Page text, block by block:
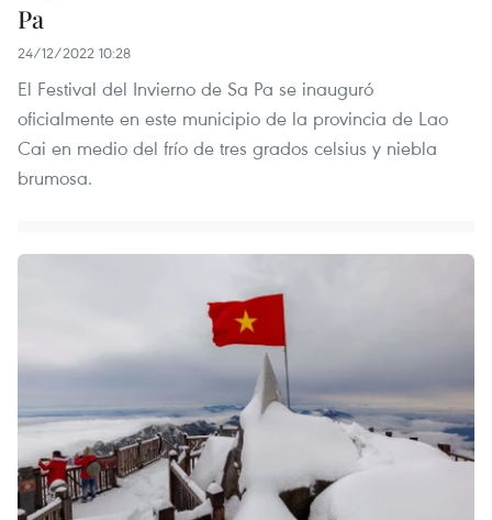
Pa
24/12/2022 10:28
El Festival del Invierno de Sa Pa se inauguró
oficialmente en este municipio de la provincia de Lao
Cai en medio del frío de tres grados celsius y niebla
brumosa.